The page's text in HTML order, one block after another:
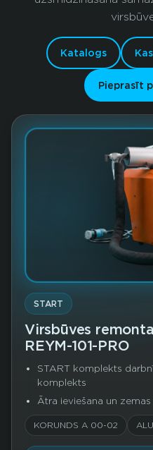
Katalogs
Pieprasīt
START
Virsbūves
REYM-101-PRO
START komplekts
komplekts
Ātra ieviešana un
KORUNDS A 00-02